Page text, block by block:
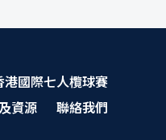
港國際七人欖球賽
資源 聯絡我們